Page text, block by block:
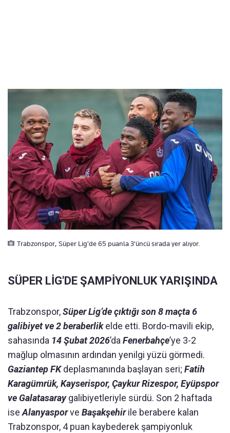
Trabzonspor, Süper Lig'de 65 puanla 3'üncü sırada yer alıyor.
SÜPER LİG'DE ŞAMPİYONLUK YARIŞINDA
Trabzonspor,Süper Lig’de çıktığı son 8 maçta 6
galibiyet ve 2 beraberlikelde etti. Bordo-mavili ekip,
sahasında 14 Şubat 2026’daFenerbahçe’ye 3-2
mağlup olmasının ardından yenilgi yüzü görmedi.
Gaziantep FKdeplasmanında başlayan seri; Fatih
Karagümrük, Kayserispor, Çaykur Rizespor, Eyüpspor
ve Galatasaraygalibiyetleriyle sürdü. Son 2 haftada
iseAlanyasporve Başakşehirile berabere kalan
Trabzonspor, 4 puan kaybederek şampiyonluk